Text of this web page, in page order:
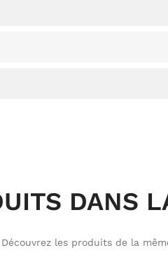
DANS
Découvrez les produits de la